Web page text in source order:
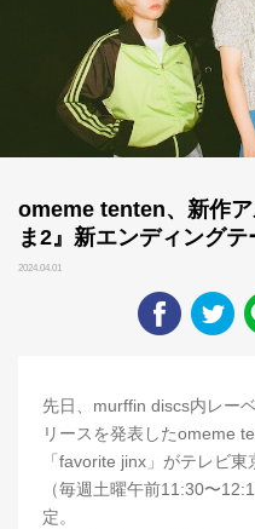
omeme tenten、新作
ま2』新エンディングテ
2024.04.01
先日、murffin discs内レー
リースを発表したomeme
「favorite jinx」がテレビ
（毎週土曜午前11:30〜
定。